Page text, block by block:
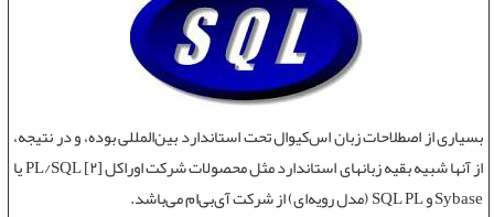
بسیاری از اصطلاحاتزبان اس‌کیوالتحت استاندارد بین‌المللی بوده، و در نتیجه،
از آنها شبیه بقیه زبانهای استاندارد مثل محصولات شرکت اوراکل PL/SQL [۲] یا
Sybase و SQL PL (مدل رویه‌ای) از شرکت آی‌بی‌ام می‌باشد.